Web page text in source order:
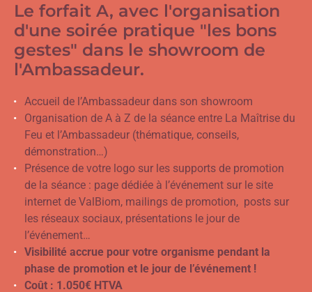
Le forfait A, avec l'organisation
d'une soirée pratique "les bons
gestes" dans le showroom de
l'Ambassadeur.
Accueil de l’Ambassadeur dans son showroom
Organisation de A à Z de la séance entre La Maîtrise du
Feu et l’Ambassadeur (thématique, conseils,
démonstration…)
Présence de votre logo sur les supports de promotion
de la séance : page dédiée à l’événement sur le site
internet de ValBiom, mailings de promotion, posts sur
les réseaux sociaux, présentations le jour de
l’événement…
Visibilité accrue pour votre organisme pendant la
phase de promotion et le jour de l’événement !
Coût : 1.050€ HTVA